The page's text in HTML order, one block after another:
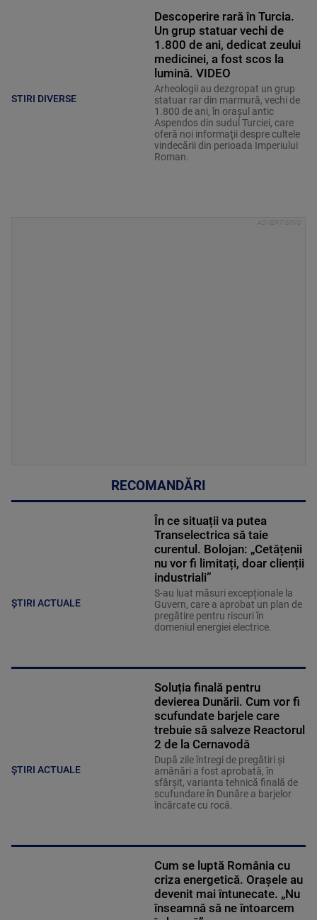
STIRI DIVERSE
Descoperire rară în Turcia.
Un grup statuar vechi de
1.800 de ani, dedicat zeului
medicinei, a fost scos la
lumină. VIDEO
Arheologii au dezgropat un grup
statuar rar din marmură, vechi de
1.800 de ani, în oraşul antic
Aspendos din sudul Turciei, care
oferă noi informaţii despre cultele
vindecării din perioada Imperiului
Roman.
RECOMANDĂRI
ȘTIRI ACTUALE
În ce situații va putea
Transelectrica să taie
curentul. Bolojan: „Cetățenii
nu vor fi limitați, doar clienții
industriali”
S-au luat măsuri excepționale la
Guvern, care a aprobat un plan de
pregătire pentru riscuri în
domeniul energiei electrice.
ȘTIRI ACTUALE
Soluția finală pentru
devierea Dunării. Cum vor fi
scufundate barjele care
trebuie să salveze Reactorul
2 de la Cernavodă
După zile întregi de pregătiri și
amânări a fost aprobată, în
sfârșit, varianta tehnică finală de
scufundare în Dunăre a barjelor
încărcate cu rocă.
Cum se luptă România cu
criza energetică. Orașele au
devenit mai întunecate. „Nu
înseamnă să ne întoarcem